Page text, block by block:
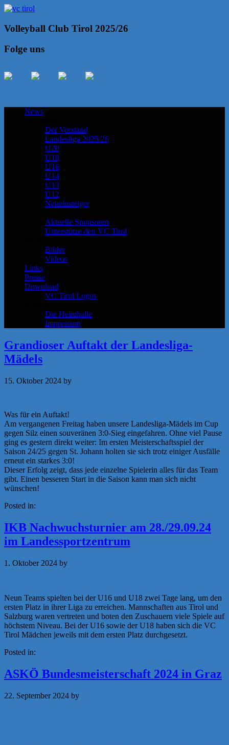
Volleyball Club Tirol 2025/26
Folge uns
News
Der Vorstand
Landesliga 2025/26
U20
U18
U16
U14
U13
U12
Neueinsteiger
Aktuelle Sponsoren
Unterstütze den VC Tirol
Bilder
Videos
Links
Presse
Download
VC Tirol Logos
Die Heimhalle
Impressum
Grandioser Auftakt der Landesliga-
Mädels
15. Oktober 2024 by
Was für ein Auftakt!
Am vergangenen Freitag haben unsere Landesliga-Mädels im Cup
gegen Silz einen souveränen 3:0-Sieg eingefahren. Ohne viel Pause
ging es gestern direkt weiter: Im ersten Meisterschaftsspiel der
Saison 24/25 gegen St. Johann holten sie sich trotz einiger Ausfälle
erneut ein starkes 3:0!
Dieser Erfolg zeigt, dass jede einzelne Spielerin alles für das Team
gibt. Einen besseren Start in die Saison kann man sich nicht
wünschen!
Posted in:
IKB Nachwuchsturnier am 28./29.09.24
im Landessportzentrum
1. Oktober 2024 by
Neun Teams spielten bei der U16 und U18 zwei Tage lang, um den
ersten Platz in ihrer Liga zu erreichen. Mannschaften aus Tirol und
Salzburg waren vertreten und boten den Zuschauern viele Spiele auf
höchstem Niveau. Bei der U16 sowie der U18 haben sich die VC
Tirol Mädchen jeweils mit dem ersten Platz durchgesetzt.
Posted in:
ASKÖ Bundesmeisterschaft 2024 in Graz
22. September 2024 by